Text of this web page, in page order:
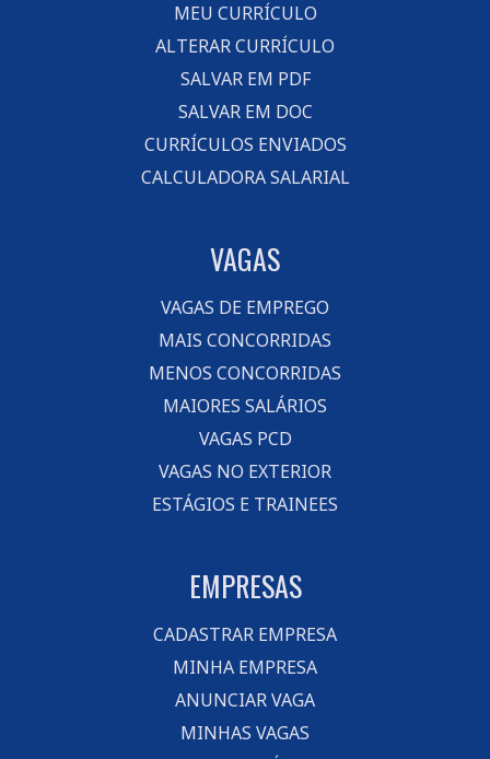
MEU CURRÍCULO
ALTERAR CURRÍCULO
SALVAR EM PDF
SALVAR EM DOC
CURRÍCULOS ENVIADOS
CALCULADORA SALARIAL
VAGAS
VAGAS DE EMPREGO
MAIS CONCORRIDAS
MENOS CONCORRIDAS
MAIORES SALÁRIOS
VAGAS PCD
VAGAS NO EXTERIOR
ESTÁGIOS E TRAINEES
EMPRESAS
CADASTRAR EMPRESA
MINHA EMPRESA
ANUNCIAR VAGA
MINHAS VAGAS